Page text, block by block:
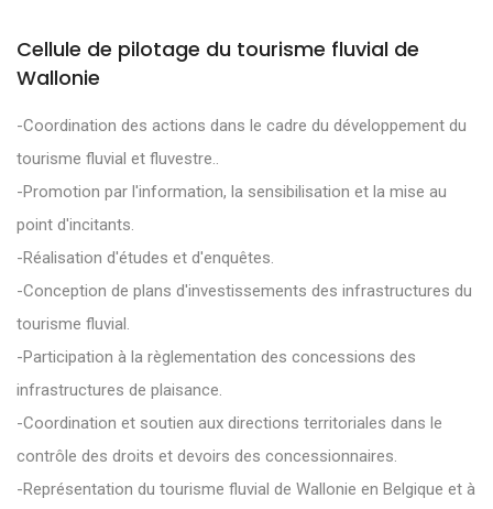
Cellule de pilotage du tourisme fluvial de
Wallonie
-Coordination des actions dans le cadre du développement du
tourisme fluvial et fluvestre..
-Promotion par l'information, la sensibilisation et la mise au
point d'incitants.
-Réalisation d'études et d'enquêtes.
-Conception de plans d'investissements des infrastructures du
tourisme fluvial.
-Participation à la règlementation des concessions des
infrastructures de plaisance.
-Coordination et soutien aux directions territoriales dans le
contrôle des droits et devoirs des concessionnaires.
-Représentation du tourisme fluvial de Wallonie en Belgique et à